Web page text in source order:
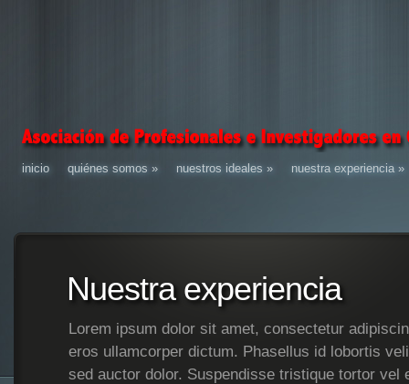
inicio quiénes somos » nuestros ideales » nuestra experiencia»
Nuestra experiencia
Lorem ipsum dolor sit amet, consectetur
eros ullamcorper dictum. Phasellus id lobortis
sed auctor dolor. Suspendisse tristique tortor vel